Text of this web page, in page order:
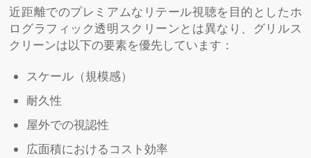
近距離でのプレミアムなリテール視聴を目的としたホ
ログラフィック透明スクリーンとは異なり、グリルス
クリーンは以下の要素を優先しています：
スケール（規模感）
耐久性
屋外での視認性
広面積におけるコスト効率